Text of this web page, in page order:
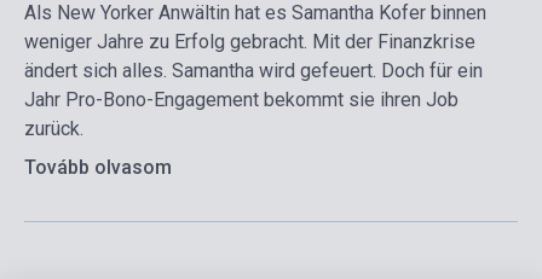
Als New Yorker Anwältin hat es Samantha Kofer binnen
weniger Jahre zu Erfolg gebracht. Mit der Finanzkrise
ändert sich alles. Samantha wird gefeuert. Doch für ein
Jahr Pro-Bono-Engagement bekommt sie ihren Job
zurück.
Tovább olvasom